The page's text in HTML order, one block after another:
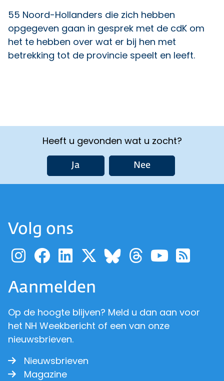
55 Noord-Hollanders die zich hebben
opgegeven gaan in gesprek met de cdK om
het te hebben over wat er bij hen met
betrekking tot de provincie speelt en leeft.
Heeft u gevonden wat u zocht?
Ja Nee
Volg ons
Ga naar de pagina van
Ga naar de pagina
Ga naar de
Ga naar de
Ga naar de
Ga naar
Ga
Aanmelden
Op de hoogte blijven? Meld u dan aan voor
het NH Weekbericht of een van onze
nieuwsbrieven.
Nieuwsbrieven
Magazine